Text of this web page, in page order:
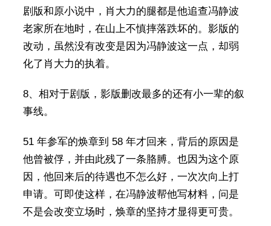
剧版和原小说中，肖大力的腿都是他追查冯静波
老家所在地时，在山上不慎摔落跌坏的。影版的
改动，虽然没有改变是因为冯静波这一点，却弱
化了肖大力的执着。
8、相对于剧版，影版删改最多的还有小一辈的叙
事线。
51 年参军的焕章到 58 年才回来，背后的原因是
他曾被俘，并由此残了一条胳膊。也因为这个原
因，他回来后的待遇也不怎么好，一次次向上打
申请。可即使这样，在冯静波帮他写材料，问是
不是会改变立场时，焕章的坚持才显得更可贵。